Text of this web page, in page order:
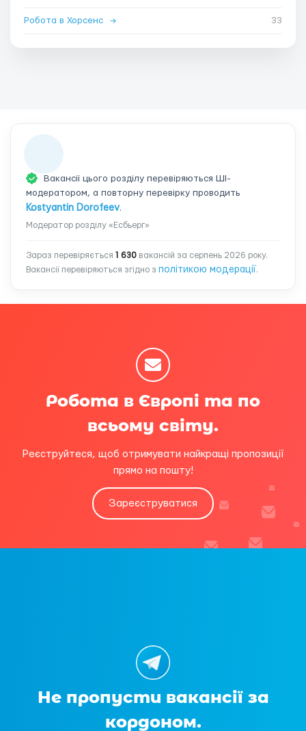
Робота в Хорсенс → 33
Вакансії цього розділу перевіряються ШІ-
модератором, а повторну перевірку проводить
Kostyantin Dorofeev.
Модератор розділу «Есбьерг»
Зараз перевіряється 1 630 вакансій за серпень 2026 року.
Вакансії перевіряються згідно з політикою модерації.
Робота в Європі та по
всьому світу.
Реєструйтеся, щоб отримувати найкращі пропозиції
прямо на пошту!
Зареєструватися
Не пропусти вакансії за
кордоном.